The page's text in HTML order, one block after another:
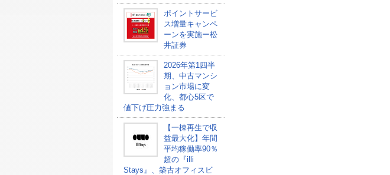
ポイントサービ
ス増量キャンペ
ーンを実施ー松
井証券
2026年第1四半
期、中古マンシ
ョン市場に変
化、都心5区で
値下げ圧力強まる
【一棟再生で収
益最大化】年間
平均稼働率90％
超の『illi
Stays』、築古オフィスビ